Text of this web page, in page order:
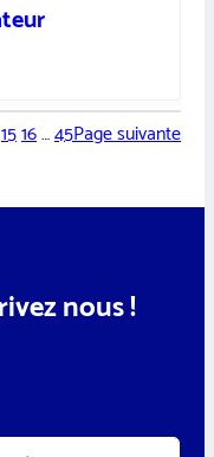
1516…45Page suivante
nous !